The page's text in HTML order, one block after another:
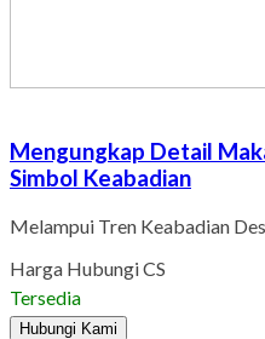
Mengungkap Detail
Simbol Keabadian
Melampui Tren Keabadian
Harga Hubungi CS
Tersedia
Hubungi Kami